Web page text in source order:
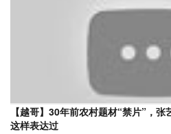
【越哥】30年前农村题材“禁片”，
这样表达过